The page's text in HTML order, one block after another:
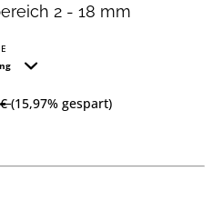
2 - 18 mm
€(15,97% gespart)